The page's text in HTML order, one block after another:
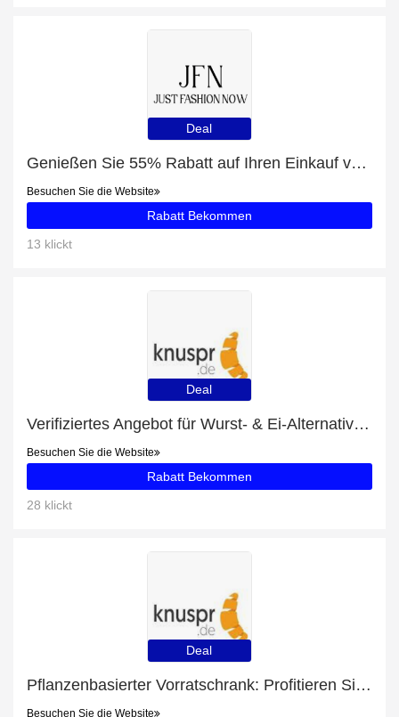
Deal
Genießen Sie 55% Rabatt auf Ihren Einkauf von Lässig Meer Weit V-Ausschnitt Sweatshirt, ausschließlich online
Besuchen Sie die Website
Rabatt Bekommen
13 klickt
Deal
Verifiziertes Angebot für Wurst- & Ei-Alternativen: 10% Rabatt
Besuchen Sie die Website
Rabatt Bekommen
28 klickt
Deal
Pflanzenbasierter Vorratschrank: Profitieren Sie von 37% Rabatt auf Ihren Einkauf
Besuchen Sie die Website